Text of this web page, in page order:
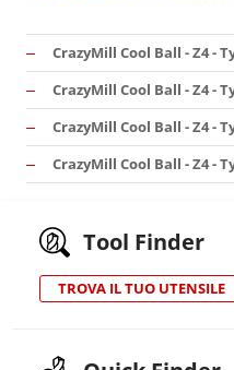
CrazyMill Cool Ball - Z4 -
CrazyMill Cool Ball - Z4 -
CrazyMill Cool Ball - Z4 -
CrazyMill Cool Ball - Z4 -
Tool Finder
TROVA IL TUO UTENSILE